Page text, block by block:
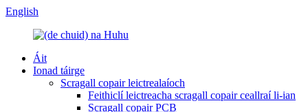
English
Áit
Ionad táirge
Scragall copair leictrealaíoch
Feithiclí leictreacha scragall copair ceallraí li-ian
Scragall copair PCB